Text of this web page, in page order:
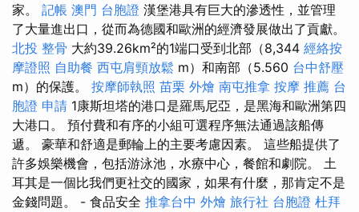
家。 記帳 澳門 台胞證 漢堡港具有巨大的滲透性，並管理
了大量進出口，從而為德國和歐洲的經濟發展做出了貢獻。
北投 整骨 大約39.26km²的1端口受到北部（8,344 經絡按
摩證照 自助餐 西屯肩頸放鬆 m）和南部（5.560 台中舒壓
m）的保護。 按摩師執照 苗栗 外燴 南屯推拿 按摩 推薦 台
胞證 申請 1康斯坦塔的港口是羅馬尼亞，是黑海和歐洲第四
大港口。 預付費和有序的小組可選程序無法通過該船傳
遞。 豪華和舒適是郵輪上的主要考慮因素。 這些船提供了
許多娛樂機會，包括游泳池，水療中心，餐館和劇院。 土
耳其是一個比我們更社交的國家，如果有什麼，那肯定不是
金錢問題。 - 食品安全 推拿台中 外燴 旅行社 台胞證 杜拜